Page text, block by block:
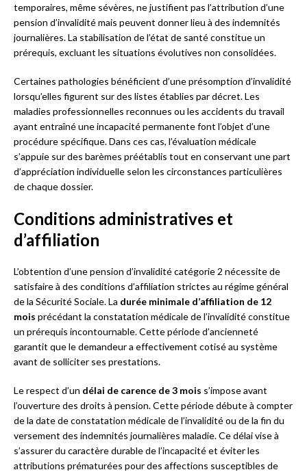
temporaires, même sévères, ne justifient pas l’attribution d’une
pension d’invalidité mais peuvent donner lieu à des indemnités
journalières. La stabilisation de l’état de santé constitue un
prérequis, excluant les situations évolutives non consolidées.
Certaines pathologies bénéficient d’une présomption d’invalidité
lorsqu’elles figurent sur des listes établies par décret. Les
maladies professionnelles reconnues ou les accidents du travail
ayant entraîné une incapacité permanente font l’objet d’une
procédure spécifique. Dans ces cas, l’évaluation médicale
s’appuie sur des barèmes préétablis tout en conservant une part
d’appréciation individuelle selon les circonstances particulières
de chaque dossier.
Conditions administratives et
d’affiliation
L’obtention d’une pension d’invalidité catégorie 2 nécessite de
satisfaire à des conditions d’affiliation strictes au régime général
de la Sécurité Sociale. La durée minimale d’affiliation de 12
mois précédant la constatation médicale de l’invalidité constitue
un prérequis incontournable. Cette période d’ancienneté
garantit que le demandeur a effectivement cotisé au système
avant de solliciter ses prestations.
Le respect d’un délai de carence de 3 mois s’impose avant
l’ouverture des droits à pension. Cette période débute à compter
de la date de constatation médicale de l’invalidité ou de la fin du
versement des indemnités journalières maladie. Ce délai vise à
s’assurer du caractère durable de l’incapacité et éviter les
attributions prématurées pour des affections susceptibles de